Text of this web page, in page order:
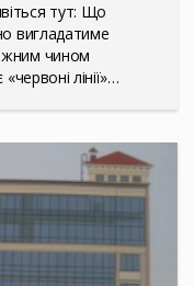
тут: Що
вигладатиме
чином
лінії»…